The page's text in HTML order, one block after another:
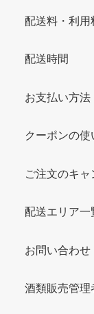
配送料・利用
配送時間
お支払い方法
クーポンの使
ご注文のキャ
配送エリア一
お問い合わせ
酒類販売管理